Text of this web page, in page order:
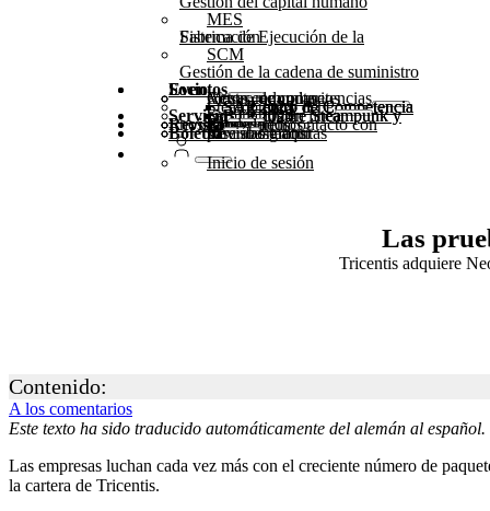
MES
Sistema de Ejecución de la Fabricación
SCM
Gestión de la cadena de suministro
Socio
EventosActos comunitarios
Mesas redondas
Centro de competencias
Centro de Competencia SAP 2025
Centro de Competencia SAP 2024
Centro de Competencia SAP 2023
Steampunk y BTP
Cumbre Steampunk y BTP 2025
Cumbre Steampunk y BTP 2024
Seminarios en línea
ServicioGlosario
Formularios
Póngase en contacto con nosotrosKit de medios
Revistasuscríbase aquí
para abonados
Revistas gratuitas
Boletín
Inicio de sesión
Las
Tricentis adquiere
Contenido:
A los comentarios
Este texto ha sido traducido automáticamente del alemán al español.
Las empresas luchan cada vez más con el creciente número de
la cartera de Tricentis.